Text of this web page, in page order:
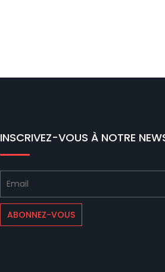
INSCRIVEZ-VOUS À NOTRE